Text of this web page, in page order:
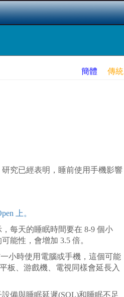
簡體 傳統
究已經表明，睡前使用手機影響
上。
每天的睡眠時間要在 8-9 個小
能性，會增加 3.5 倍。
小時使用電腦或手機，這個可能
板、游戲機、電視同樣會延長入
備與睡眠延遲(SOL)和睡眠不足